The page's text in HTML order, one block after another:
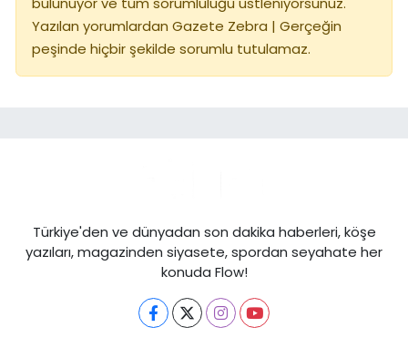
Yazılan yorumlardan Gazete Zebra | Gerçeğin
peşinde hiçbir şekilde sorumlu tutulamaz.
Türkiye'den ve dünyadan son dakika haberleri, köşe
yazıları, magazinden siyasete, spordan seyahate her
konuda Flow!